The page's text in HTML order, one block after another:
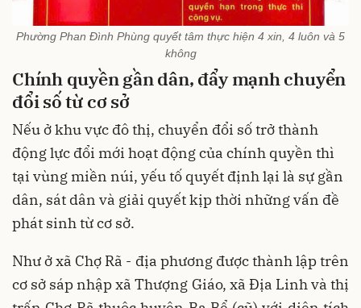
Phường Phan Đình Phùng quyết tâm thực hiện 4 xin, 4 luôn và 5
không
Chính quyền gần dân, đẩy mạnh chuyển
đổi số từ cơ sở
Nếu ở khu vực đô thị, chuyển đổi số trở thành
động lực đổi mới hoạt động của chính quyền thì
tại vùng miền núi, yếu tố quyết định lại là sự gần
dân, sát dân và giải quyết kịp thời những vấn đề
phát sinh từ cơ sở.
Như ở xã Chợ Rã - địa phương được thành lập trên
cơ sở sáp nhập xã Thượng Giáo, xã Địa Linh và thị